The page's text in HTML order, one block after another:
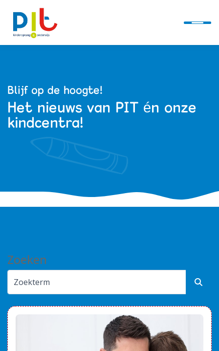
Alles over PIT
Kindcentra
Actueel
Werken bij PIT
Blijf op de hoogte!
Het nieuws van PIT én onze
kindcentra!
Zoeken